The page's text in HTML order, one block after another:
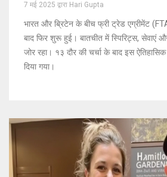
7 मई 2025 द्वारा Hari Gupta
भारत और ब्रिटेन के बीच फ्री ट्रेड एग्रीमेंट
बाद फिर शुरू हुई। बातचीत में स्पिरिट्स, सेवाएं
जोर रहा। १३ दौर की चर्चा के बाद इस
दिया गया।